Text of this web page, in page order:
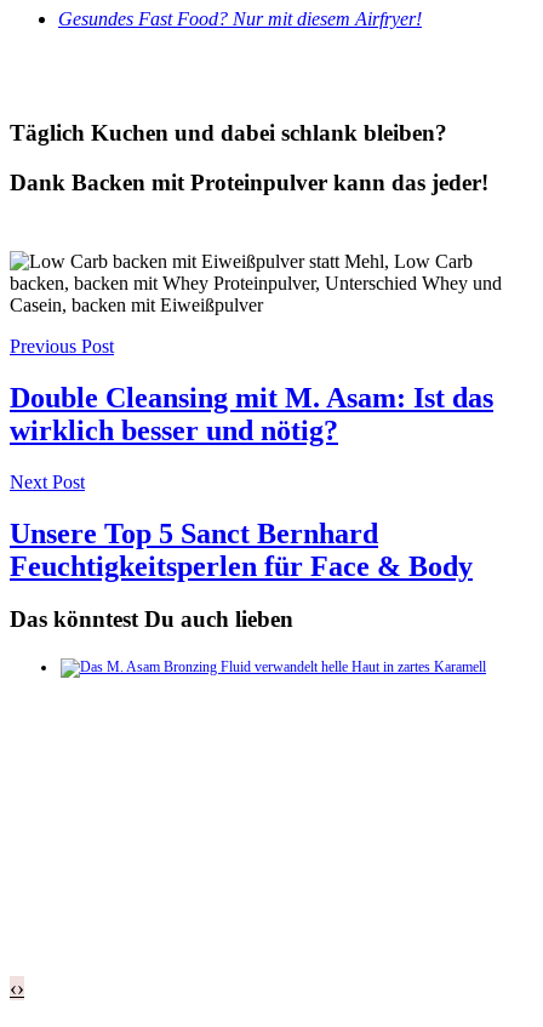
Gesundes Fast Food? Nur mit diesem Airfryer!
Täglich Kuchen und dabei schlank bleiben?
Dank Backen mit Proteinpulver kann das jeder!
Post
navigation
Previous Post
Double Cleansing mit M. Asam: Ist das
wirklich besser und nötig?
Next Post
Unsere Top 5 Sanct Bernhard
Feuchtigkeitsperlen für Face & Body
Das könntest Du auch lieben
‹›